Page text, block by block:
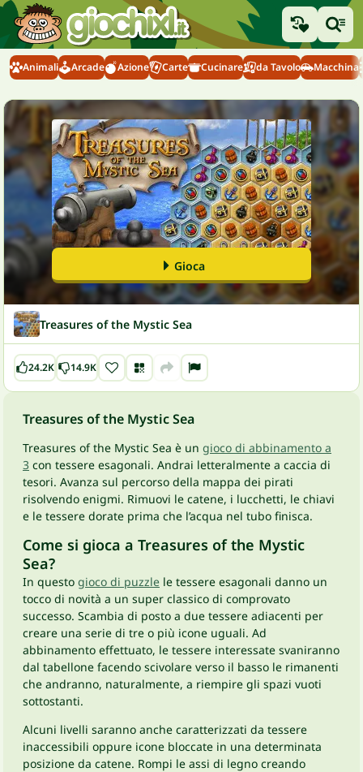
Animali Arcade Azione Carte Cucinare da Tavolo Macchina
Gioca
Treasures of the Mystic Sea
24.2K 14.9K
Treasures of the Mystic Sea
Treasures of the Mystic Sea è un gioco di abbinamento a
3 con tessere esagonali. Andrai letteralmente a caccia di
tesori. Avanza sul percorso della mappa dei pirati
risolvendo enigmi. Rimuovi le catene, i lucchetti, le chiavi
e le tessere dorate prima che l’acqua nel tubo finisca.
Come si gioca a Treasures of the Mystic
Sea?
In questo gioco di puzzle le tessere esagonali danno un
tocco di novità a un super classico di comprovato
successo. Scambia di posto a due tessere adiacenti per
creare una serie di tre o più icone uguali. Ad
abbinamento effettuato, le tessere interessate svaniranno
dal tabellone facendo scivolare verso il basso le rimanenti
che andranno, naturalmente, a riempire gli spazi vuoti
sottostanti.
Alcuni livelli saranno anche caratterizzati da tessere
inaccessibili oppure icone bloccate in una determinata
posizione da catene. Rompi le assi di legno creando